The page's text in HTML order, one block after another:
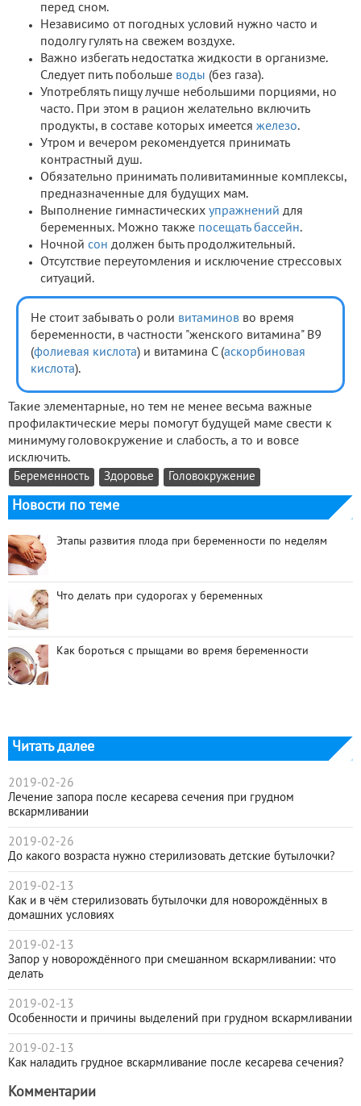
перед сном.
Независимо от погодных условий нужно часто и
подолгу гулять на свежем воздухе.
Важно избегать недостатка жидкости в организме.
Следует пить побольше воды (без газа).
Употреблять пищу лучше небольшими порциями, но
часто. При этом в рацион желательно включить
продукты, в составе которых имеется железо.
Утром и вечером рекомендуется принимать
контрастный душ.
Обязательно принимать поливитаминные комплексы,
предназначенные для будущих мам.
Выполнение гимнастических упражнений для
беременных. Можно также посещать бассейн.
Ночной сон должен быть продолжительный.
Отсутствие переутомления и исключение стрессовых
ситуаций.
Не стоит забывать о роли витаминов во время
беременности, в частности "женского витамина" B9
(фолиевая кислота) и витамина C (аскорбиновая
кислота).
Такие элементарные, но тем не менее весьма важные
профилактические меры помогут будущей маме свести к
минимуму головокружение и слабость, а то и вовсе
исключить.
Беременность Здоровье Головокружение
Новости по теме
Этапы развития плода при беременности по неделям
Что делать при судорогах у беременных
Как бороться с прыщами во время беременности
Читать далее
2019-02-26
Лечение запора после кесарева сечения при грудном
вскармливании
2019-02-26
До какого возраста нужно стерилизовать детские бутылочки?
2019-02-13
Как и в чём стерилизовать бутылочки для новорождённых в
домашних условиях
2019-02-13
Запор у новорождённого при смешанном вскармливании: что
делать
2019-02-13
Особенности и причины выделений при грудном вскармливании
2019-02-13
Как наладить грудное вскармливание после кесарева сечения?
Комментарии